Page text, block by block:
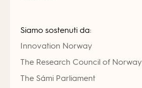
Siamo sostenuti da:
Innovation Norway
The Research Council of Norway
The Sámi Parliament